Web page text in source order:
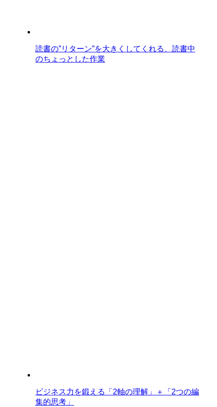
読書の”リターン”を大きくしてくれる、読書中
のちょっとした作業
ビジネス力を鍛える「2軸の理解」＋「2つの編
集的思考」